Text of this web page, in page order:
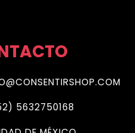
5632750168